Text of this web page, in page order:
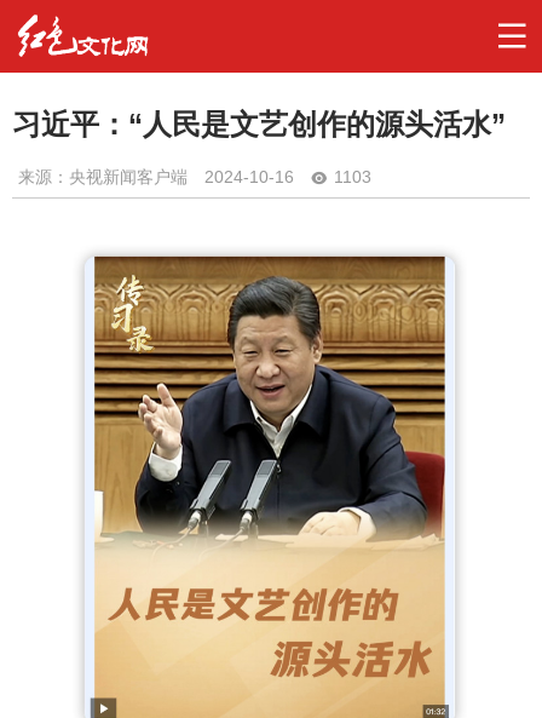
习近平：“人民是文艺创作的源头活水”
来源：央视新闻客户端 2024-10-16 1103